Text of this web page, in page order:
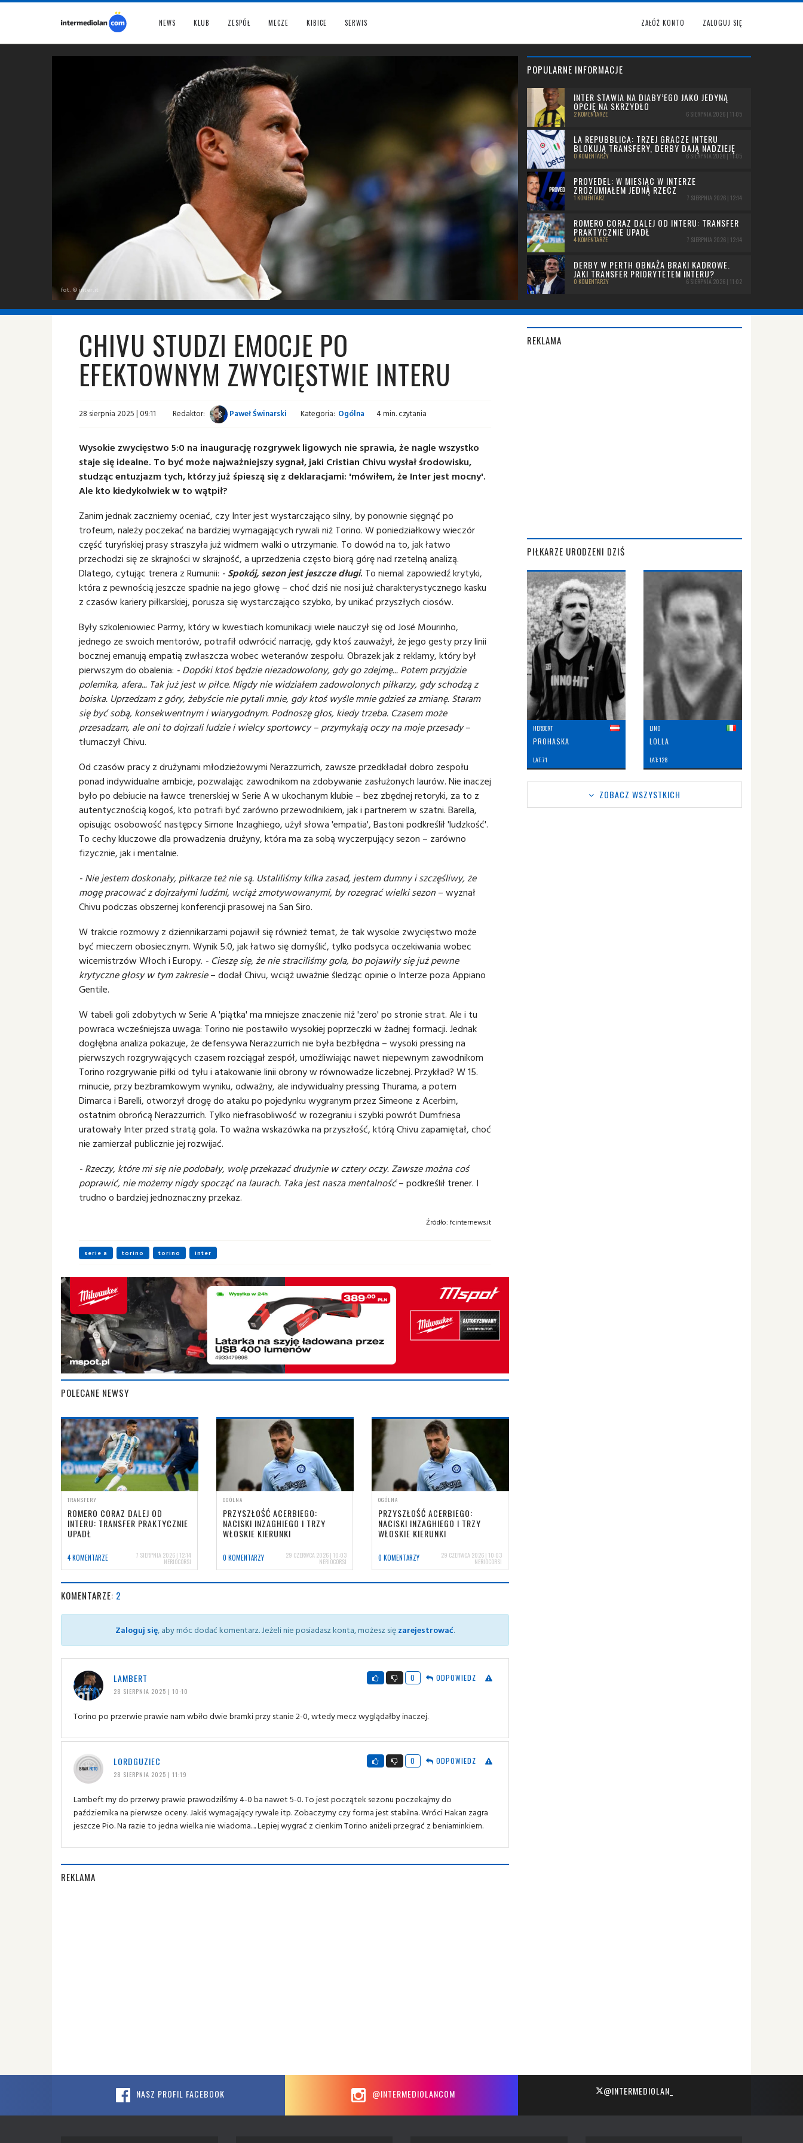
NEWS KLUB ZESPÓŁ MECZE KIBICE SERWIS ZAŁÓŻ KONTO ZALOGUJ SIĘ
fot. © inter.it
POPULARNE INFORMACJE
INTER STAWIA NA DIABY’EGO JAKO JEDYNĄ
OPCJĘ NA SKRZYDŁO
2 KOMENTARZE 6 SIERPNIA 2026 | 11:05
LA REPUBBLICA: TRZEJ GRACZE INTERU
BLOKUJĄ TRANSFERY, DERBY DAJĄ NADZIEJĘ
0 KOMENTARZY 6 SIERPNIA 2026 | 11:05
PROVEDEL: W MIESIĄC W INTERZE
ZROZUMIAŁEM JEDNĄ RZECZ
1 KOMENTARZ 7 SIERPNIA 2026 | 12:14
ROMERO CORAZ DALEJ OD INTERU: TRANSFER
PRAKTYCZNIE UPADŁ
4 KOMENTARZE 7 SIERPNIA 2026 | 12:14
DERBY W PERTH OBNAŻA BRAKI KADROWE.
JAKI TRANSFER PRIORYTETEM INTERU?
0 KOMENTARZY 6 SIERPNIA 2026 | 11:02
CHIVU STUDZI EMOCJE PO
EFEKTOWNYM ZWYCIĘSTWIE INTERU
28 sierpnia 2025 | 09:11 Redaktor: Paweł Świnarski Kategoria: Ogólna 4 min. czytania
Wysokie zwycięstwo 5:0 na inaugurację rozgrywek ligowych nie sprawia, że nagle wszystko
staje się idealne. To być może najważniejszy sygnał, jaki Cristian Chivu wysłał środowisku,
studząc entuzjazm tych, którzy już śpieszą się z deklaracjami: 'mówiłem, że Inter jest mocny'.
Ale kto kiedykolwiek w to wątpił?
Zanim jednak zaczniemy oceniać, czy Inter jest wystarczająco silny, by ponownie sięgnąć po
trofeum, należy poczekać na bardziej wymagających rywali niż Torino. W poniedziałkowy wieczór
część turyńskiej prasy straszyła już widmem walki o utrzymanie. To dowód na to, jak łatwo
przechodzi się ze skrajności w skrajność, a uprzedzenia często biorą górę nad rzetelną analizą.
Dlatego, cytując trenera z Rumunii: - Spokój, sezon jest jeszcze długi. To niemal zapowiedź krytyki,
która z pewnością jeszcze spadnie na jego głowę – choć dziś nie nosi już charakterystycznego kasku
z czasów kariery piłkarskiej, porusza się wystarczająco szybko, by unikać przyszłych ciosów.
Były szkoleniowiec Parmy, który w kwestiach komunikacji wiele nauczył się od José Mourinho,
jednego ze swoich mentorów, potrafił odwrócić narrację, gdy ktoś zauważył, że jego gesty przy linii
bocznej emanują empatią zwłaszcza wobec weteranów zespołu. Obrazek jak z reklamy, który był
pierwszym do obalenia: - Dopóki ktoś będzie niezadowolony, gdy go zdejmę... Potem przyjdzie
polemika, afera... Tak już jest w piłce. Nigdy nie widziałem zadowolonych piłkarzy, gdy schodzą z
boiska. Uprzedzam z góry, żebyście nie pytali mnie, gdy ktoś wyśle mnie gdzieś za zmianę. Staram
się być sobą, konsekwentnym i wiarygodnym. Podnoszę głos, kiedy trzeba. Czasem może
przesadzam, ale oni to dojrzali ludzie i wielcy sportowcy – przymykają oczy na moje przesady–
tłumaczył Chivu.
Od czasów pracy z drużynami młodzieżowymi Nerazzurrich, zawsze przedkładał dobro zespołu
ponad indywidualne ambicje, pozwalając zawodnikom na zdobywanie zasłużonych laurów. Nie inaczej
było po debiucie na ławce trenerskiej w Serie A w ukochanym klubie – bez zbędnej retoryki, za to z
autentycznością kogoś, kto potrafi być zarówno przewodnikiem, jak i partnerem w szatni. Barella,
opisując osobowość następcy Simone Inzaghiego, użył słowa 'empatia', Bastoni podkreślił 'ludzkość'.
To cechy kluczowe dla prowadzenia drużyny, która ma za sobą wyczerpujący sezon – zarówno
fizycznie, jak i mentalnie.
- Nie jestem doskonały, piłkarze też nie są. Ustaliliśmy kilka zasad, jestem dumny i szczęśliwy, że
mogę pracować z dojrzałymi ludźmi, wciąż zmotywowanymi, by rozegrać wielki sezon – wyznał
Chivu podczas obszernej konferencji prasowej na San Siro.
W trakcie rozmowy z dziennikarzami pojawił się również temat, że tak wysokie zwycięstwo może
być mieczem obosiecznym. Wynik 5:0, jak łatwo się domyślić, tylko podsyca oczekiwania wobec
wicemistrzów Włoch i Europy. - Cieszę się, że nie straciliśmy gola, bo pojawiły się już pewne
krytyczne głosy w tym zakresie– dodał Chivu, wciąż uważnie śledząc opinie o Interze poza Appiano
Gentile.
W tabeli goli zdobytych w Serie A 'piątka' ma mniejsze znaczenie niż 'zero' po stronie strat. Ale i tu
powraca wcześniejsza uwaga: Torino nie postawiło wysokiej poprzeczki w żadnej formacji. Jednak
dogłębna analiza pokazuje, że defensywa Nerazzurrich nie była bezbłędna – wysoki pressing na
pierwszych rozgrywających czasem rozciągał zespół, umożliwiając nawet niepewnym zawodnikom
Torino rozgrywanie piłki od tyłu i atakowanie linii obrony w równowadze liczebnej. Przykład? W 15.
minucie, przy bezbramkowym wyniku, odważny, ale indywidualny pressing Thurama, a potem
Dimarca i Barelli, otworzył drogę do ataku po pojedynku wygranym przez Simeone z Acerbim,
ostatnim obrońcą Nerazzurrich. Tylko niefrasobliwość w rozegraniu i szybki powrót Dumfriesa
uratowały Inter przed stratą gola. To ważna wskazówka na przyszłość, którą Chivu zapamiętał, choć
nie zamierzał publicznie jej rozwijać.
- Rzeczy, które mi się nie podobały, wolę przekazać drużynie w cztery oczy. Zawsze można coś
poprawić, nie możemy nigdy spocząć na laurach. Taka jest nasza mentalność– podkreślił trener. I
trudno o bardziej jednoznaczny przekaz.
Źródło: fcinternews.it
serie a torino torino inter
POLECANE NEWSY
TRANSFERY
ROMERO CORAZ DALEJ OD
INTERU: TRANSFER PRAKTYCZNIE
UPADŁ
4 KOMENTARZE 7 SIERPNIA 2026 | 12:14
NERIOCORSI
OGÓLNA
PRZYSZŁOŚĆ ACERBIEGO:
NACISKI INZAGHIEGO I TRZY
WŁOSKIE KIERUNKI
0 KOMENTARZY 29 CZERWCA 2026 | 10:03
NERIOCORSI
OGÓLNA
PRZYSZŁOŚĆ ACERBIEGO:
NACISKI INZAGHIEGO I TRZY
WŁOSKIE KIERUNKI
0 KOMENTARZY 29 CZERWCA 2026 | 10:03
NERIOCORSI
KOMENTARZE: 2
Zaloguj się, aby móc dodać komentarz. Jeżeli nie posiadasz konta, możesz sięzarejestrować.
LAMBERT
28 SIERPNIA 2025 | 10:10
0 ODPOWIEDZ
Torino po przerwie prawie nam wbiło dwie bramki przy stanie 2-0, wtedy mecz wyglądałby inaczej.
LORDGUZIEC
28 SIERPNIA 2025 | 11:19
0 ODPOWIEDZ
Lambeft my do przerwy prawie prawodzilśmy 4-0 ba nawet 5-0. To jest początek sezonu poczekajmy do
października na pierwsze oceny. Jakiś wymagający rywale itp. Zobaczymy czy forma jest stabilna. Wróci Hakan zagra
jeszcze Pio. Na razie to jedna wielka nie wiadoma.... Lepiej wygrać z cienkim Torino aniżeli przegrać z beniaminkiem.
REKLAMA
REKLAMA
PIŁKARZE URODZENI DZIŚ
HERBERT
PROHASKA
LAT: 71
LINO
LOLLA
LAT: 128
ZOBACZ WSZYSTKICH
NASZ PROFIL FACEBOOK @INTERMEDIOLANCOM @INTERMEDIOLAN_